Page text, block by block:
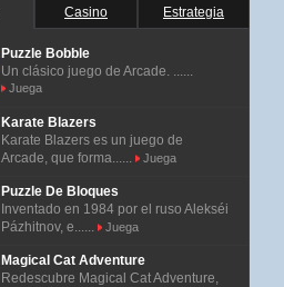
Casino Estrategia
Puzzle Bobble
Un clásico juego de Arcade. ......
Juega
Karate Blazers
Karate Blazers es un juego de
Arcade, que forma......
Juega
Puzzle De Bloques
Inventado en 1984 por el ruso Alekséi
Pázhitnov, e......
Juega
Magical Cat Adventure
Redescubre Magical Cat Adventure,